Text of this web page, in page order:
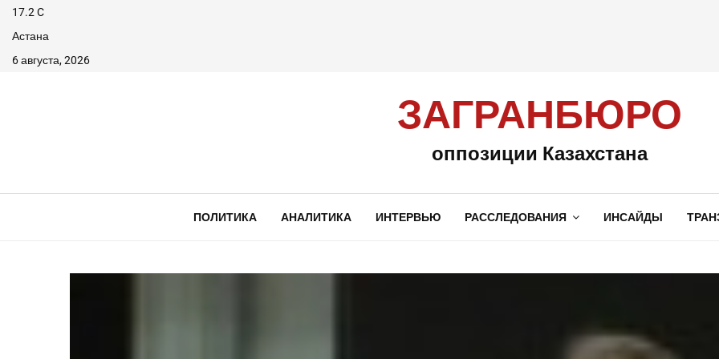
17.2 C
Астана
6 августа, 2026
ЗАГРАНБЮРО
оппозиции Казахстана
ПОЛИТИКА АНАЛИТИКА ИНТЕРВЬЮ РАССЛЕДОВАНИЯ ИНСАЙДЫ